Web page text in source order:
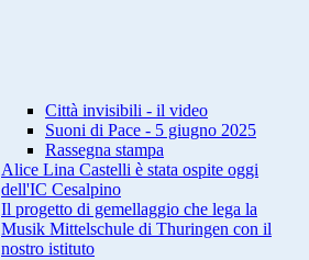
Città invisibili - il video
Suoni di Pace - 5 giugno 2025
Rassegna stampa
Alice Lina Castelli è stata ospite oggi
dell'IC Cesalpino
Il progetto di gemellaggio che lega la
Musik Mittelschule di Thuringen con il
nostro istituto